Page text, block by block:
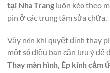
tại Nha Trang luôn kéo theo
pin ở các trung tâm sửa chữa.
Vậy nên khi quyết định thay
một số điều bạn cần lưu ý để
Thay màn hình, Ép kính cảm